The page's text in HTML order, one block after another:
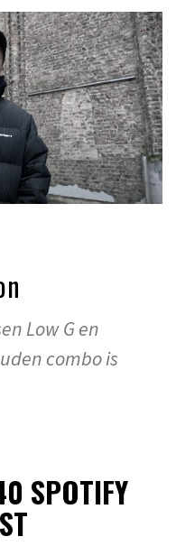
Low G en
combo is
SPOTIFY